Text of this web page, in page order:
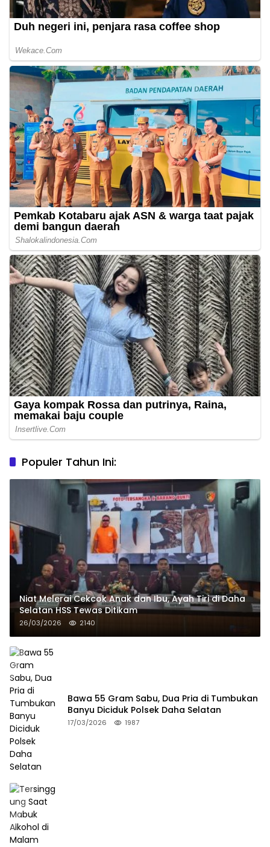
Populer Tahun Ini:
Niat Melerai Cekcok Anak dan Ibu, Ayah Tiri di Daha
Selatan HSS Tewas Ditikam
26/03/2026 2140
Bawa 55 Gram Sabu, Dua Pria di Tumbukan
Banyu Diciduk Polsek Daha Selatan
17/03/2026 1987